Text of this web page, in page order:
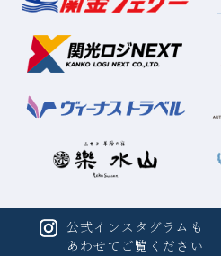
公式インスタグラムも
あわせてご覧ください